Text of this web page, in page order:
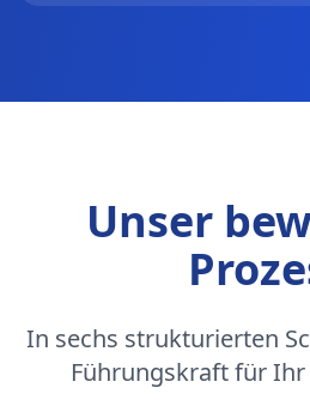
Unser
In sechs strukturierten
Führungskraft für